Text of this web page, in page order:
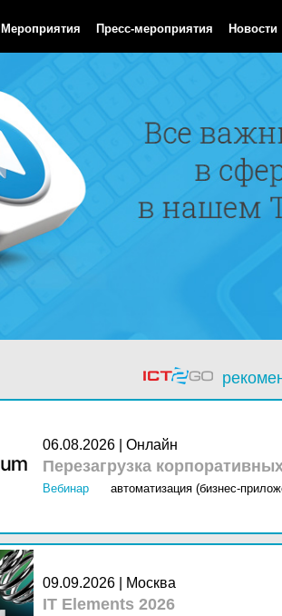
Мероприятия Пресс-мероприятия Новости
06.08.2026 | Онлайн
Перезагрузка
Вебинар автоматизация (бизнес-
09.09.2026 | Москва
IT Elements 2026